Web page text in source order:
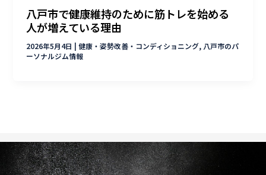
八戸市で健康維持のために筋トレを始める
人が増えている理由
2026年5月4日 |健康・姿勢改善・コンディショニング, 八戸市のパ
ーソナルジム情報